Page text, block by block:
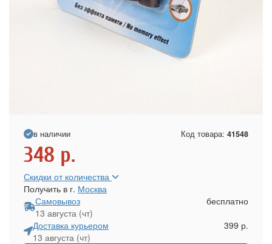
в наличии Код товара: 41548
348 р.
Скидки от количества
Получить в г. Москва
Самовывоз
13 августа (чт)
бесплатно
Доставка курьером
13 августа (чт)
399 р.